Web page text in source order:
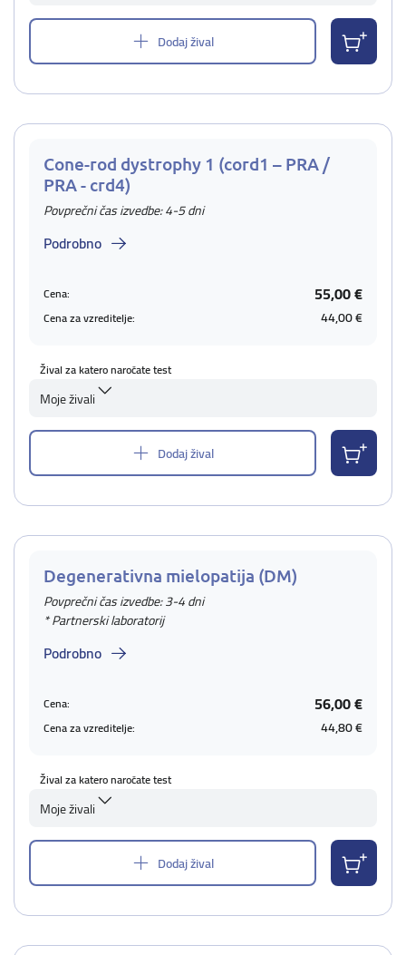
Dodaj žival
Cone-rod dystrophy 1 (cord1 – PRA /
PRA - crd4)
Povprečni čas izvedbe: 4-5 dni
Podrobno
Cena: 55,00 €
Cena za vzreditelje: 44,00 €
Žival za katero naročate test
Moje živali
Dodaj žival
Degenerativna mielopatija (DM)
Povprečni čas izvedbe: 3-4 dni
* Partnerski laboratorij
Podrobno
Cena: 56,00 €
Cena za vzreditelje: 44,80 €
Žival za katero naročate test
Moje živali
Dodaj žival